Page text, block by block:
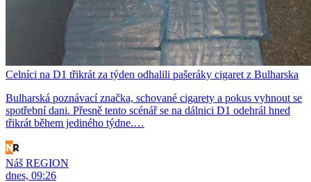
Celníci na D1 třikrát za týden odhalili pašeráky cigaret z Bulharska
Bulharská poznávací značka, schované cigarety a pokus vyhnout se
spotřební dani. Přesně tento scénář se na dálnici D1 odehrál hned
třikrát během jediného týdne.…
Náš REGION
dnes, 09:26